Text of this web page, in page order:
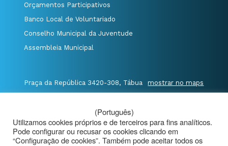
Orçamentos Participativos
Banco Local de Voluntariado
Conselho Municipal da Juventude
Assembleia Municipal
Praça da República 3420-308, Tábua mostrar no maps
E. geral@cm-tabua.pt
@Município de Tábua | Mapa do Portal
|
(Português)
Utilizamos cookies próprios e de terceiros para fins analíticos.
Pode configurar ou recusar os cookies clicando em
“Configuração de cookies”. Também pode aceitar todos os